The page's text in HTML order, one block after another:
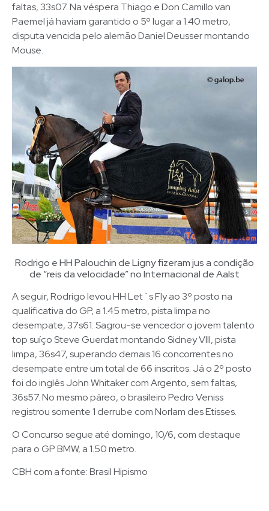
faltas, 33s07. Na véspera Thiago e Don Camillo van
Paemel já haviam garantido o 5º lugar a 1.40 metro,
disputa vencida pelo alemão Daniel Deusser montando
Mouse.
Rodrigo e HH Palouchin de Ligny fizeram jus a condição
de “reis da velocidade” no Internacional de Aalst
A seguir, Rodrigo levou HH Let´s Fly ao 3º posto na
qualificativa do GP, a 1.45 metro, pista limpa no
desempate, 37s61. Sagrou-se vencedor o jovem talento
top suíço Steve Guerdat montando Sidney VIII, pista
limpa, 36s47, superando demais 16 concorrentes no
desempate entre um total de 66 inscritos. Já o 2º posto
foi do inglês John Whitaker com Argento, sem faltas,
36s57. No mesmo páreo, o brasileiro Pedro Veniss
registrou somente 1 derrube com Norlam des Etisses.
O Concurso segue até domingo, 10/6, com destaque
para o GP BMW, a 1.50 metro.
CBH com a fonte: Brasil Hipismo